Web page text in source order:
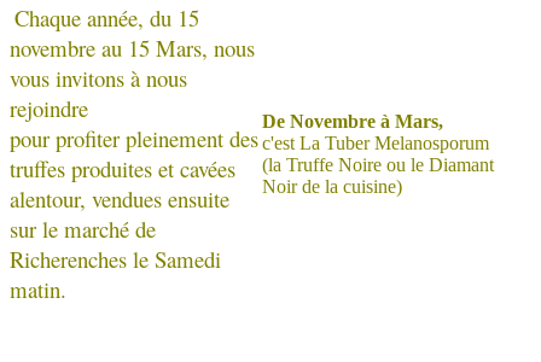
De Novembre à Mars,
c'est La Tuber Melanosporum
(la Truffe Noire ou le Diamant
Noir de la cuisine)
Chaque année, du 15
novembre au 15 Mars, nous
vous invitons à nous
rejoindre
pour profiter pleinement des
truffes produites et cavées
alentour, vendues ensuite
sur le marché de
Richerenches le Samedi
matin.